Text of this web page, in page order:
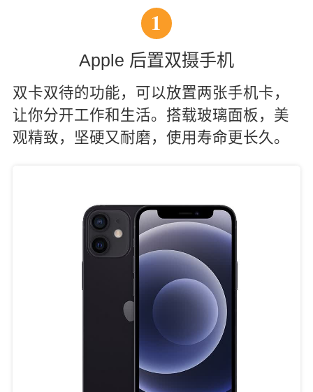
1
Apple 后置双摄手机
双卡双待的功能，可以放置两张手机卡，
让你分开工作和生活。搭载玻璃面板，美
观精致，坚硬又耐磨，使用寿命更长久。